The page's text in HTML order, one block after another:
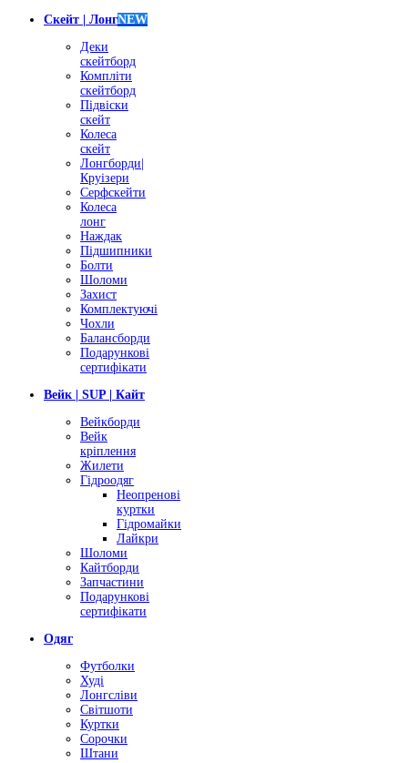
Скейт | ЛонгNEW
Деки
скейтборд
Компліти
скейтборд
Підвіски
скейт
Колеса
скейт
Лонгборди|
Круізери
Серфскейти
Колеса
лонг
Наждак
Підшипники
Болти
Шоломи
Захист
Комплектуючі
Чохли
Балансборди
Подарункові
сертифікати
Вейк | SUP | Кайт
Вейкборди
Вейк
кріплення
Жилети
Гідроодяг
Неопренові
куртки
Гідромайки
Лайкри
Шоломи
Кайтборди
Запчастини
Подарункові
сертифікати
Одяг
Футболки
Худі
Лонгсліви
Світшоти
Куртки
Сорочки
Штани